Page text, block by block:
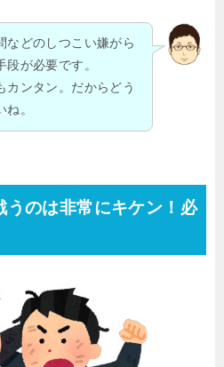
などのしつこい嫌がら
が必要です。
カンタン。だからどう
。
うのは非常にキケン！必